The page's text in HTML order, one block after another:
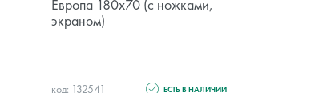
Европа 180x70 (с ножками,
экраном)
код: 132541 ЕСТЬ В НАЛИЧИИ